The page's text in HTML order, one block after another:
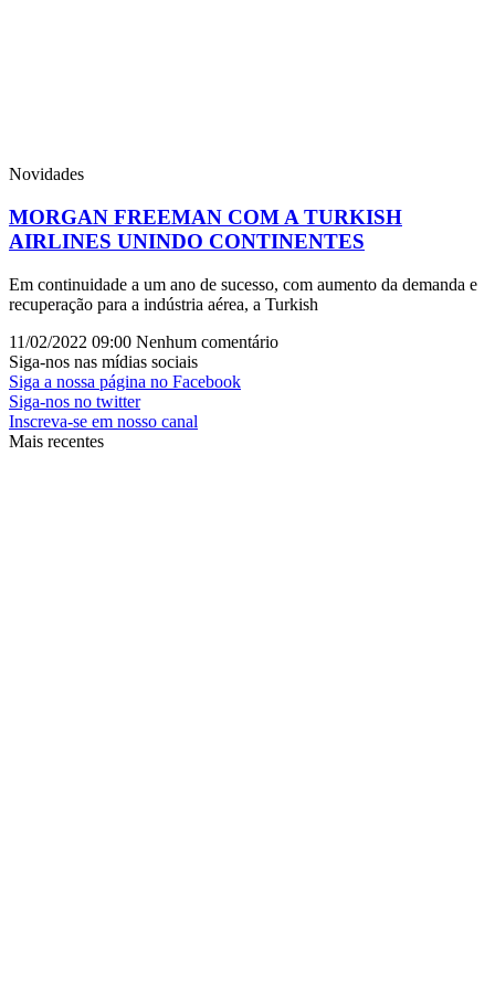
Novidades
MORGAN FREEMAN COM A TURKISH
AIRLINES UNINDO CONTINENTES
Em continuidade a um ano de sucesso, com aumento da demanda e
recuperação para a indústria aérea, a Turkish
11/02/2022 09:00 Nenhum comentário
Siga-nos nas mídias sociais
Siga a nossa página no Facebook
Siga-nos no twitter
Inscreva-se em nosso canal
Mais recentes